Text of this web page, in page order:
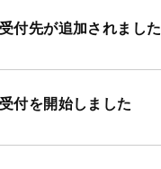
付先が追加されました
付を開始しました